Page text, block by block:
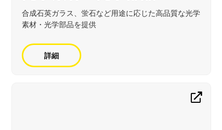
合成石英ガラス、蛍石など用途に応じた高品質な光学
素材・光学部品を提供
詳細